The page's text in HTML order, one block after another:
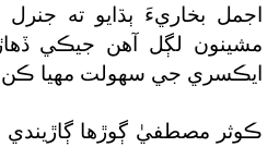
اجمل بخاريءَ ٻڌايو ته
ايڪسري جي سهولت مهيا ڪن
ڪوثر مصطفيٰ ڳوڙها ڳاڙيندي